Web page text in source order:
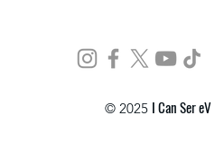
© 2025 I Can Ser eV